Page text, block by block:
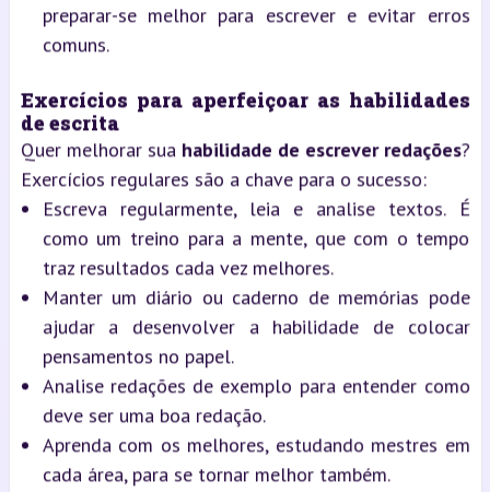
preparar-se melhor para escrever e evitar erros
comuns.
Exercícios para aperfeiçoar as habilidades
de escrita
Quer melhorar sua habilidade de escrever redações?
Exercícios regulares são a chave para o sucesso:
Escreva regularmente, leia e analise textos. É
como um treino para a mente, que com o tempo
traz resultados cada vez melhores.
Manter um diário ou caderno de memórias pode
ajudar a desenvolver a habilidade de colocar
pensamentos no papel.
Analise redações de exemplo para entender como
deve ser uma boa redação.
Aprenda com os melhores, estudando mestres em
cada área, para se tornar melhor também.